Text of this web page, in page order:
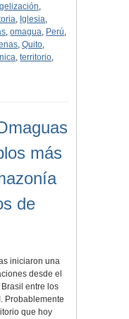
,
, Iglesia,
,omagua, Perú,
,Quito,
,territorio,
más
de
iniciaron una
desde el
entre los
Probablemente
que hoy